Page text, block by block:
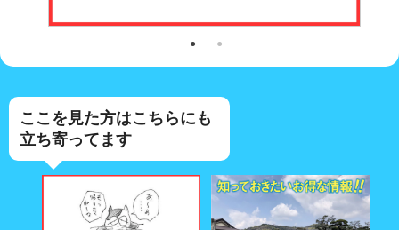
ここを見た方はこちらにも
立ち寄ってます